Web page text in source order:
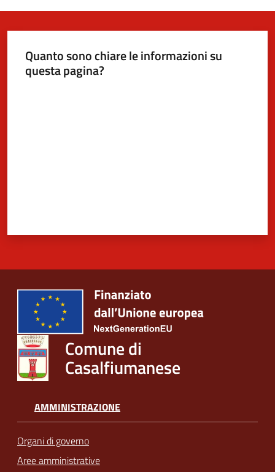
Quanto sono chiare le informazioni su
questa pagina?
Comune di
Casalfiumanese
AMMINISTRAZIONE
Organi di governo
Aree amministrative